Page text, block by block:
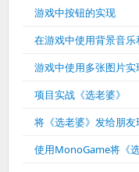
游戏中按钮的实现
在游戏中使用背景音
游戏中使用多张图片实
项目实战《选老婆》
将《选老婆》发给朋友
使用MonoGame将《